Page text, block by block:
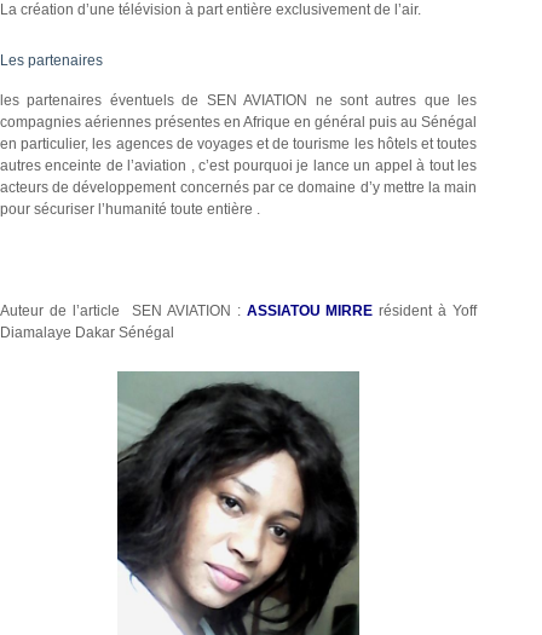
La création d’une télévision à part entière exclusivement de l’air.
Les partenaires
les partenaires éventuels de SEN AVIATION ne sont autres que les
compagnies aériennes présentes en Afrique en général puis au Sénégal
en particulier, les agences de voyages et de tourisme les hôtels et toutes
autres enceinte de l’aviation , c’est pourquoi je lance un appel à tout les
acteurs de développement concernés par ce domaine d’y mettre la main
pour sécuriser l’humanité toute entière .
Auteur de l’article SEN AVIATION : ASSIATOU MIRRE résident à Yoff
Diamalaye Dakar Sénégal